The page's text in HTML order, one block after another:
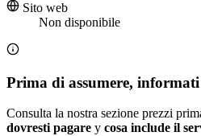
Sito web
Non disponibile
Prima di assumere, informati
Consulta la nostra sezione prezzi
dovresti pagare y cosa include il